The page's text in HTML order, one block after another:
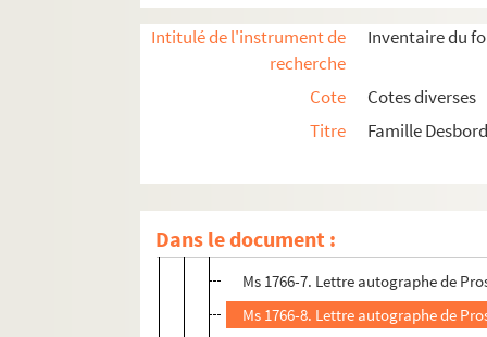
Intitulé de l'instrument de
recherche
Inventaire du
Cote
Cotes diverses
Titre
Famille
Dans le document :
Ms 1751-41. Lettre autographe de
Ms 1751-43. Faire-part du décès de
Ms 1766-4. Lettre autographe de
Ms 1766-5. Lettre autographe de
Ms 1766-6. Lettre autographe de
Ms 1766-7. Lettre autographe de
Ms 1766-8. Lettre autographe de